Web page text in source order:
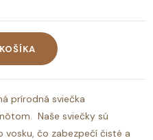
prírodná sviečka
Naše sviečky sú
vosku, čo zabezpečí čisté a